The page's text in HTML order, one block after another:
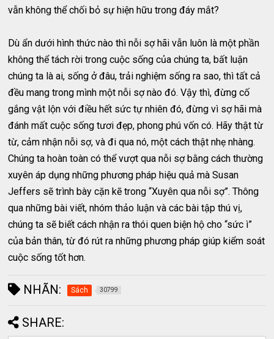
vẫn không thể chối bỏ sự hiện hữu trong đáy mắt?
Dù ẩn dưới hình thức nào thì nỗi sợ hãi vẫn luôn là một phần
không thể tách rời trong cuộc sống của chúng ta, bất luận
chúng ta là ai, sống ở đâu, trải nghiệm sống ra sao, thì tất cả
đều mang trong mình một nỗi sợ nào đó. Vậy thì, đừng cố
gắng vật lộn với điều hết sức tự nhiên đó, đừng vì sợ hãi mà
đánh mất cuộc sống tươi đẹp, phong phú vốn có. Hãy thật từ
từ, cảm nhận nỗi sợ, và đi qua nó, một cách thật nhẹ nhàng.
Chúng ta hoàn toàn có thể vượt qua nỗi sợ bằng cách thường
xuyên áp dụng những phương pháp hiệu quả mà Susan
Jeffers sẽ trình bày cặn kẽ trong “Xuyên qua nỗi sợ”. Thông
qua những bài viết, nhóm thảo luận và các bài tập thú vị,
chúng ta sẽ biết cách nhận ra thói quen biện hộ cho “sức ì”
của bản thân, từ đó rút ra những phương pháp giúp kiểm soát
cuộc sống tốt hơn.
NHÃN: Sách 30799
SHARE: